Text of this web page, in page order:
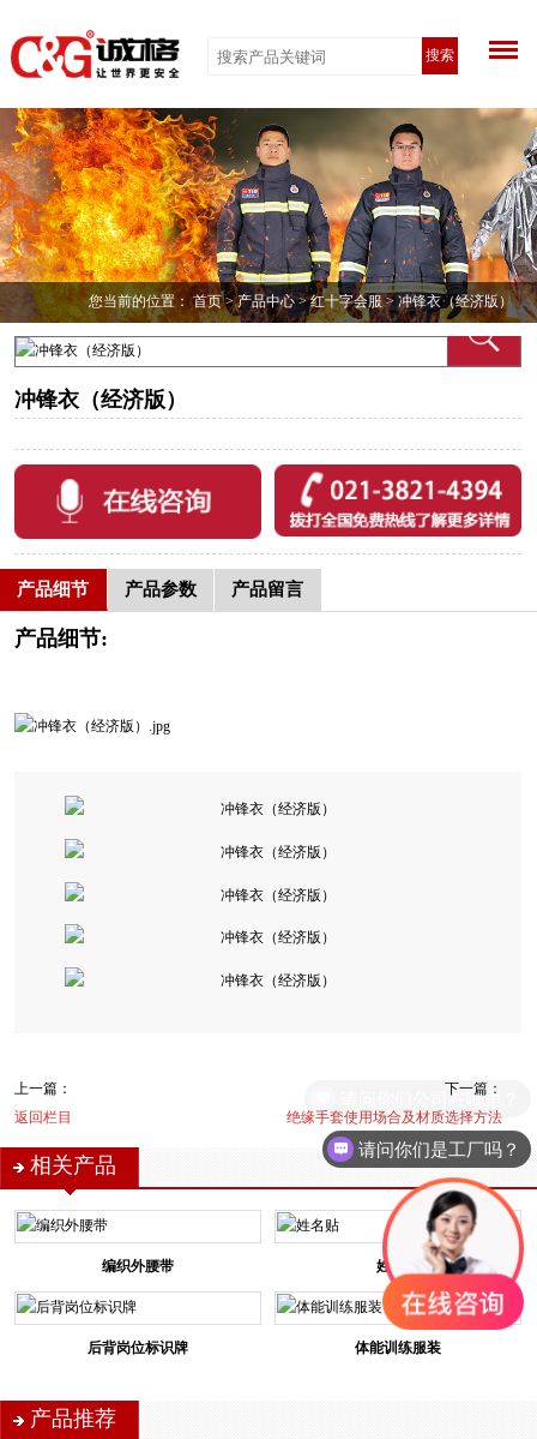
搜索
您当前的位置：首页>产品中心>红十字会服> 冲锋衣（经济版）
冲锋衣（经济版）
产品细节 产品参数 产品留言
产品细节:
上一篇：
返回栏目
下一篇：
绝缘手套使用场合及材质选择方法
相关产品
编织外腰带 姓名贴
后背岗位标识牌 体能训练服装
产品推荐
请问你们公司在哪里？
请问你们是工厂吗？